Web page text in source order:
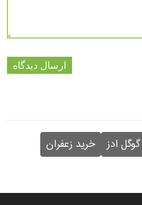
ارسال دیدگاه
ادز
خرید زعفران